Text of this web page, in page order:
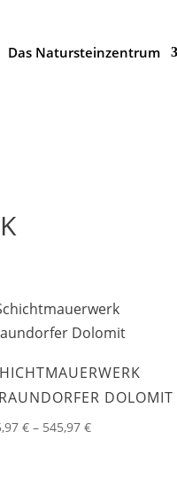
Das Natursteinzentrum
DOLOMIT
€ – 545,97 €Preisspanne: